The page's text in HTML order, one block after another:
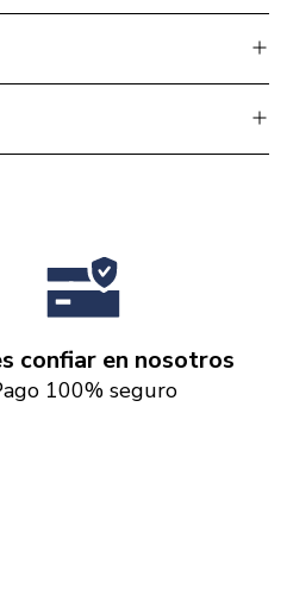
confiar en nosotros
100% seguro